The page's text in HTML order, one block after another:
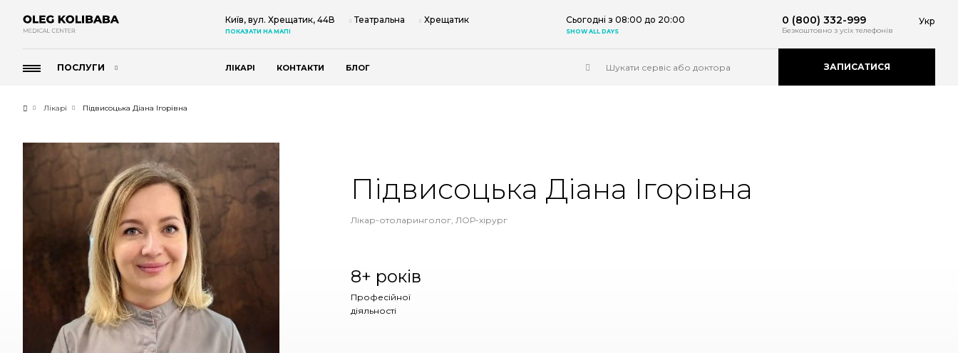
Київ, вул. Хрещатик, 44В
ПОКАЗАТИ НА МАПІ
Театральна Хрещатик Сьогодні з 08:00 до 20:00
SHOW ALL DAYS
0 (800) 332-999
Безкоштовно з усіх телефонів
Укр
ПОСЛУГИ ЛІКАРІ КОНТАКТИ БЛОГ ЗАПИСАТИСЯ
Лікарі Підвисоцька Діана Ігорівна
Підвисоцька Діана Ігорівна
Лікар-отоларинголог, ЛОР-хірург
8+ років
Професійної
діяльності